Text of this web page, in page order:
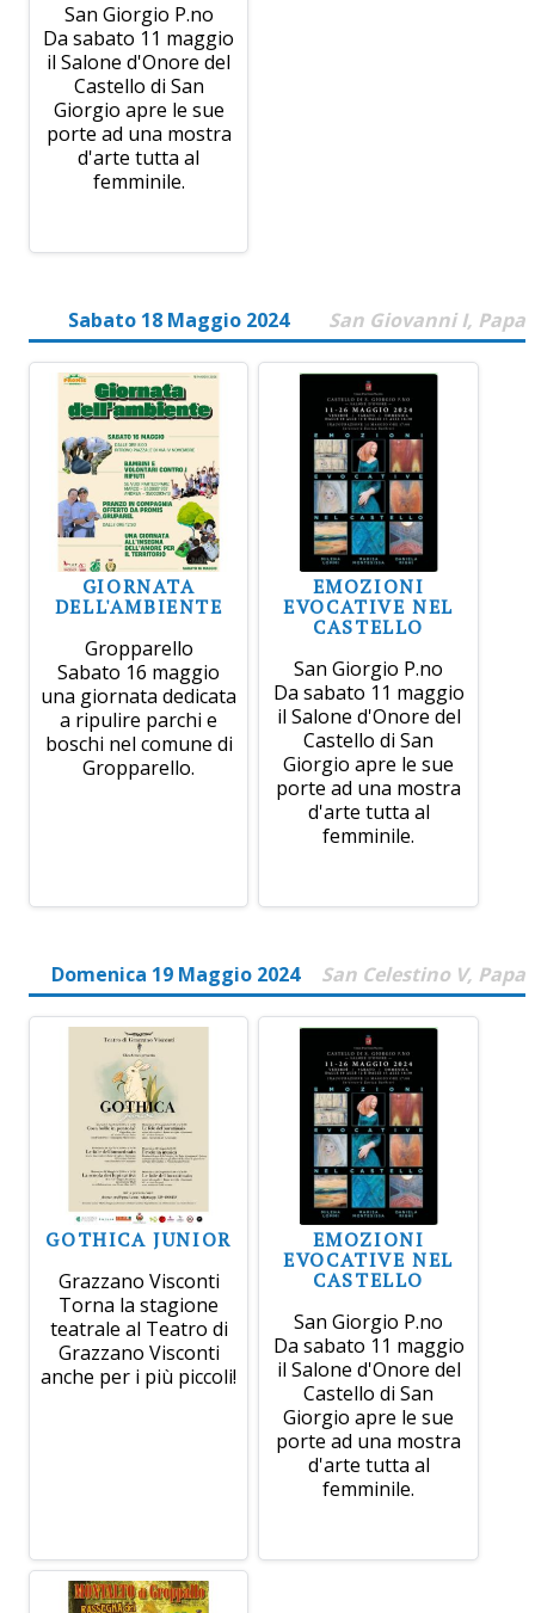
San Giorgio P.no
Da sabato 11 maggio
il Salone d'Onore del
Castello di San
Giorgio apre le sue
porte ad una mostra
d'arte tutta al
femminile.
Sabato 18 Maggio 2024 San Giovanni I, Papa
GIORNATA
DELL'AMBIENTE
Gropparello
Sabato 16 maggio
una giornata dedicata
a ripulire parchi e
boschi nel comune di
Gropparello.
EMOZIONI
EVOCATIVE NEL
CASTELLO
San Giorgio P.no
Da sabato 11 maggio
il Salone d'Onore del
Castello di San
Giorgio apre le sue
porte ad una mostra
d'arte tutta al
femminile.
Domenica 19 Maggio 2024 San Celestino V, Papa
GOTHICA JUNIOR
Grazzano Visconti
Torna la stagione
teatrale al Teatro di
Grazzano Visconti
anche per i più piccoli!
EMOZIONI
EVOCATIVE NEL
CASTELLO
San Giorgio P.no
Da sabato 11 maggio
il Salone d'Onore del
Castello di San
Giorgio apre le sue
porte ad una mostra
d'arte tutta al
femminile.